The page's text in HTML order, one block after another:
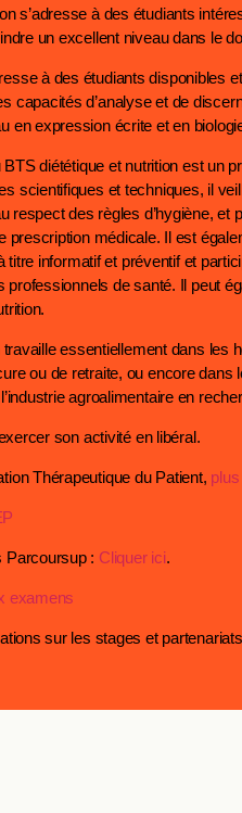
s’adresse à des étudiants
un excellent niveau dans le
à des étudiants disponibles
capacités d’analyse et de
en expression écrite et en
BTS diététique et nutrition est un
scientifiques et techniques, il
respect des règles d’hygiène,
prescription médicale. Il est
titre informatif et préventif et
professionnels de santé. Il peut
travaille essentiellement dans les
ou de retraite, ou encore
agroalimentaire en
son activité en libéral.
Thérapeutique du Patient,
Parcoursup : Cliquer ici.
examens
sur les stages et